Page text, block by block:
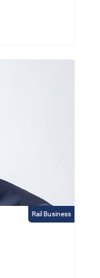
Rail Business